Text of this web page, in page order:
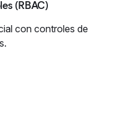
(RBAC)
con controles de